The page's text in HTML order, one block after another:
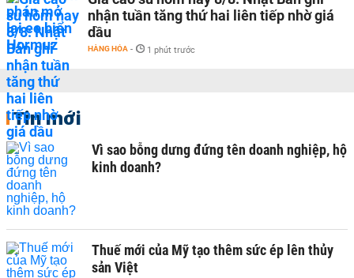
nhận tuần tăng thứ hai liên tiếp nhờ giá
dầu
HÀNG HÓA - 1 phút trước
Tin mới
Vì sao bỗng dưng đứng tên doanh nghiệp, hộ
kinh doanh?
Thuế mới của Mỹ tạo thêm sức ép lên thủy
sản Việt